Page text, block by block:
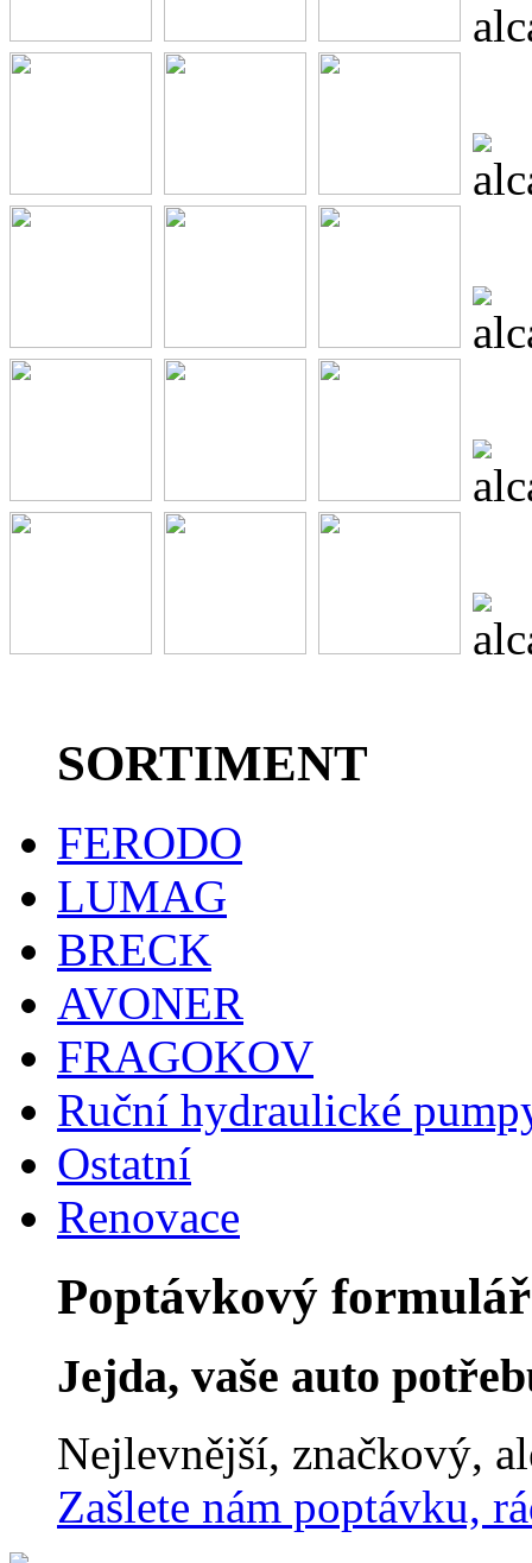
SORTIMENT
FERODO
LUMAG
BRECK
AVONER
FRAGOKOV
Ruční hydraulické
Ostatní
Renovace
Poptávkový formulář
Jejda, vaše auto
Nejlevnější, značkový,
Zašlete nám poptávku,